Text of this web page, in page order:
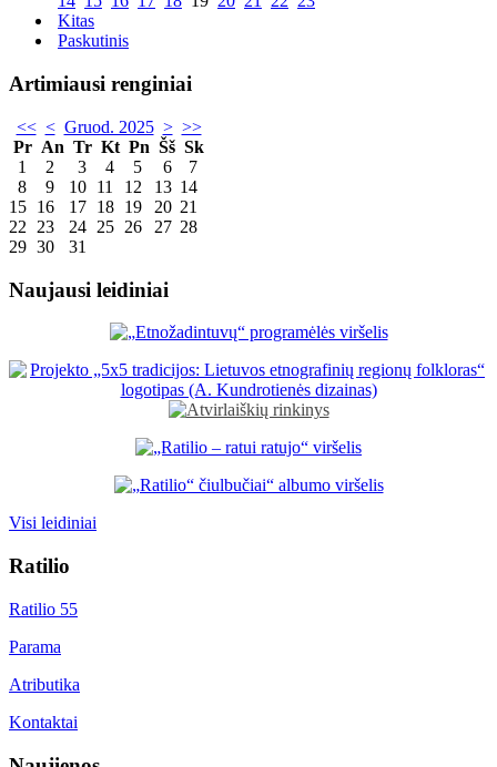
Kitas
Paskutinis
Artimiausi renginiai
<< < Gruod. 2025 > >>
Pr An Tr Kt Pn Šš Sk
1
2 3 4 5 6
7
8
9 10 11 12 13 14
15 16 17 18 19 20 21
22
23 24 25 26 27 28
29 30 31
Naujausi leidiniai
Visi leidiniai
Ratilio
Ratilio 55
Parama
Atributika
Kontaktai